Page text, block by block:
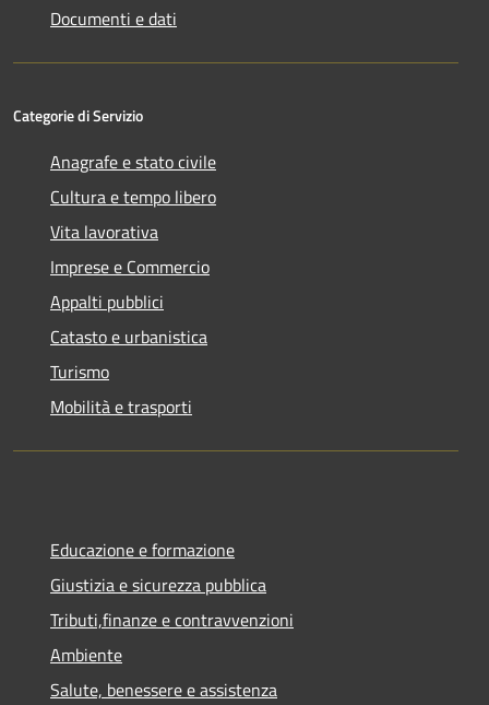
Documenti e dati
Categorie di Servizio
Anagrafe e stato civile
Cultura e tempo libero
Vita lavorativa
Imprese e Commercio
Appalti pubblici
Catasto e urbanistica
Turismo
Mobilità e trasporti
Educazione e formazione
Giustizia e sicurezza pubblica
Tributi,finanze e contravvenzioni
Ambiente
Salute, benessere e assistenza